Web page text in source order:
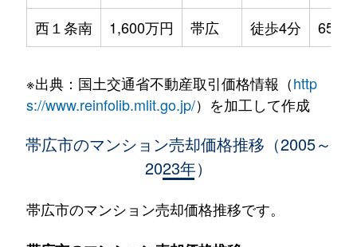
西１条南
1,600万円 帯広 徒歩4分 65m²
※出典：国土交通省不動産取引価格情報（http
s://www.reinfolib.mlit.go.jp/）を加工して作成
帯広市のマンション売却価格推移（2005～
2023年）
帯広市のマンション売却価格推移です。